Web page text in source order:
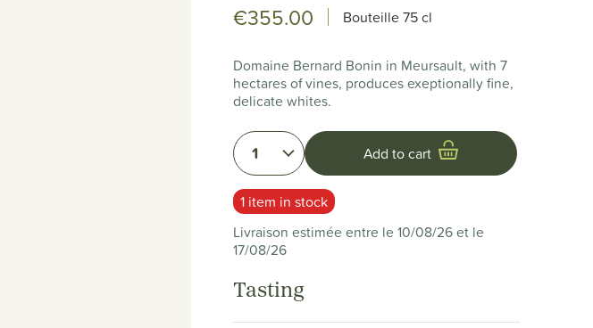
€355.00 Bouteille75 cl
Domaine Bernard Bonin in Meursault, with 7
hectares of vines, produces exeptionally fine,
delicate whites.
1 Add to cart
1 item in stock
Livraison estimée entre le 10/08/26 et le
17/08/26
Tasting